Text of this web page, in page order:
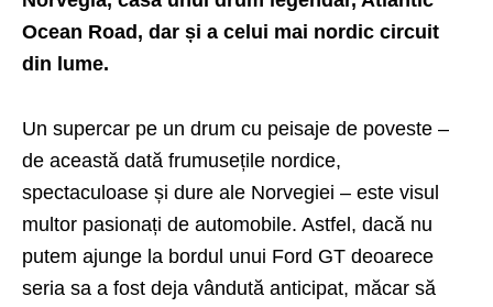
Ocean Road, dar și a celui mai nordic circuit
din lume.
Un supercar pe un drum cu peisaje de poveste –
de această dată frumusețile nordice,
spectaculoase și dure ale Norvegiei – este visul
multor pasionați de automobile. Astfel, dacă nu
putem ajunge la bordul unui Ford GT deoarece
seria sa a fost deja vândută anticipat, măcar să